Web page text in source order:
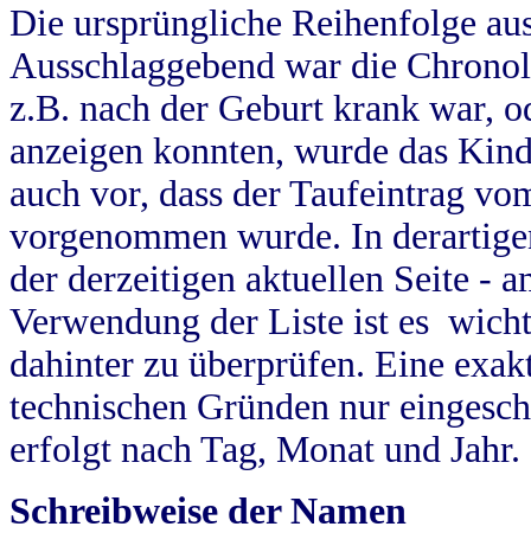
Die ursprüngliche Reihenfolge
Ausschlaggebend war die
z.B. nach der Geburt krank war,
anzeigen konnten, wurde das
auch vor, dass der Taufeintrag
vorgenommen wurde. In
der derzeitigen aktuellen Seite -
Verwendung der Liste ist es
dahinter zu überprüfen. Eine
technischen Gründen nur
erfolgt nach Tag, Monat und Jahr.
Schreibweise der Namen